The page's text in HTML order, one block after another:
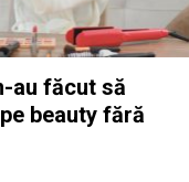
au făcut să
beauty fără